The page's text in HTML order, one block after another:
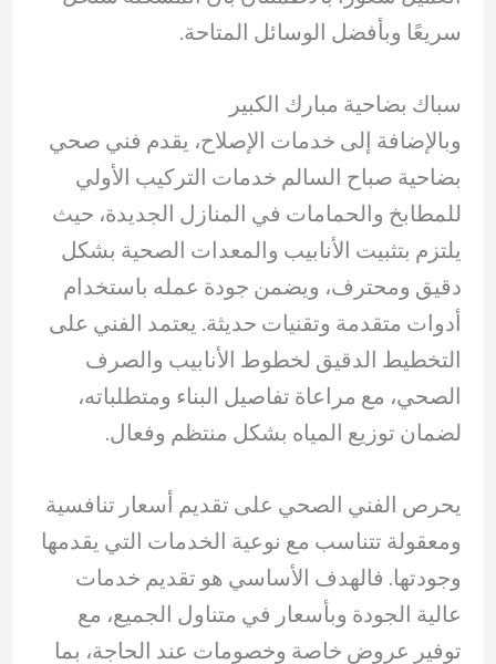
سريعًا وبأفضل الوسائل المتاحة.
سباك بضاحية مبارك الكبير
وبالإضافة إلى خدمات الإصلاح، يقدم فني صحي
بضاحية صباح السالم خدمات التركيب الأولي
للمطابخ والحمامات في المنازل الجديدة، حيث
يلتزم بتثبيت الأنابيب والمعدات الصحية بشكل
دقيق ومحترف، ويضمن جودة عمله باستخدام
أدوات متقدمة وتقنيات حديثة. يعتمد الفني على
التخطيط الدقيق لخطوط الأنابيب والصرف
الصحي، مع مراعاة تفاصيل البناء ومتطلباته،
لضمان توزيع المياه بشكل منتظم وفعال.
يحرص الفني الصحي على تقديم أسعار تنافسية
ومعقولة تتناسب مع نوعية الخدمات التي يقدمها
وجودتها. فالهدف الأساسي هو تقديم خدمات
عالية الجودة وبأسعار في متناول الجميع، مع
توفير عروض خاصة وخصومات عند الحاجة، بما